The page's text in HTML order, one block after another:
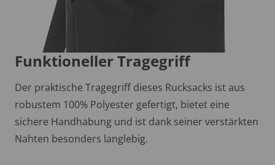
Funktioneller Tragegriff
Der praktische Tragegriff dieses Rucksacks ist aus
robustem 100% Polyester gefertigt, bietet eine
sichere Handhabung und ist dank seiner verstärkten
Nahten besonders langlebig.